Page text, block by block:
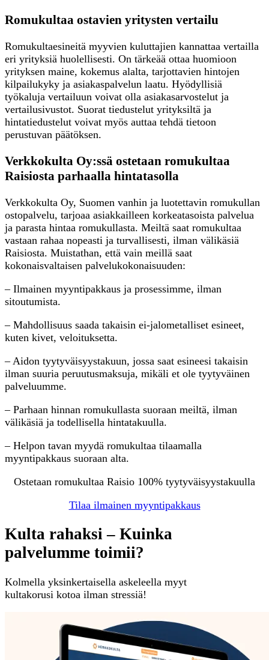
Romukultaa ostavien yritysten vertailu
Romukultaesineitä myyvien kuluttajien kannattaa vertailla
eri yrityksiä huolellisesti. On tärkeää ottaa huomioon
yrityksen maine, kokemus alalta, tarjottavien hintojen
kilpailukyky ja asiakaspalvelun laatu. Hyödyllisiä
työkaluja vertailuun voivat olla asiakasarvostelut ja
vertailusivustot. Suorat tiedustelut yrityksiltä ja
hintatiedustelut voivat myös auttaa tehdä tietoon
perustuvan päätöksen.
Verkkokulta Oy:ssä ostetaan romukultaa
Raisiosta parhaalla hintatasolla
Verkkokulta Oy, Suomen vanhin ja luotettavin romukullan
ostopalvelu, tarjoaa asiakkailleen korkeatasoista palvelua
ja parasta hintaa romukullasta. Meiltä saat romukultaa
vastaan rahaa nopeasti ja turvallisesti, ilman välikäsiä
Raisiosta. Muistathan, että vain meillä saat
kokonaisvaltaisen palvelukokonaisuuden:
– Ilmainen myyntipakkaus ja prosessimme, ilman
sitoutumista.
– Mahdollisuus saada takaisin ei-jalometalliset esineet,
kuten kivet, veloituksetta.
– Aidon tyytyväisyystakuun, jossa saat esineesi takaisin
ilman suuria peruutusmaksuja, mikäli et ole tyytyväinen
palveluumme.
– Parhaan hinnan romukullasta suoraan meiltä, ilman
välikäsiä ja todellisella hintatakuulla.
– Helpon tavan myydä romukultaa tilaamalla
myyntipakkaus suoraan alta.
Ostetaan romukultaa Raisio 100% tyytyväisyystakuulla
Tilaa ilmainen myyntipakkaus
Kulta rahaksi – Kuinka
palvelumme toimii?
Kolmella yksinkertaisella askeleella myyt
kultakorusi kotoa ilman stressiä!